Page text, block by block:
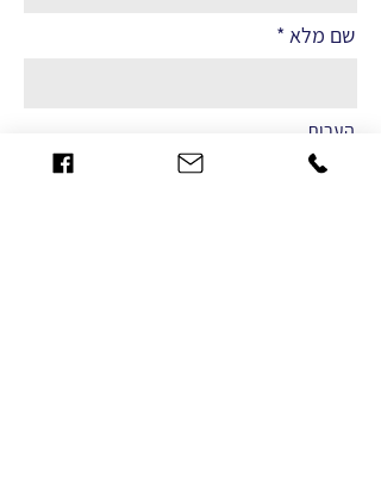
שם מלא
הערות